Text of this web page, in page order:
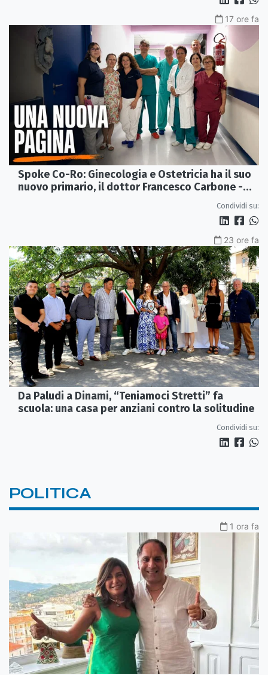
17 ore fa
Spoke Co-Ro: Ginecologia e Ostetricia ha il suo
nuovo primario, il dottor Francesco Carbone -
Condividi su:
23 ore fa
Da Paludi a Dinami, “Teniamoci Stretti” fa
scuola: una casa per anziani contro la solitudine
Condividi su:
POLITICA
1 ora fa